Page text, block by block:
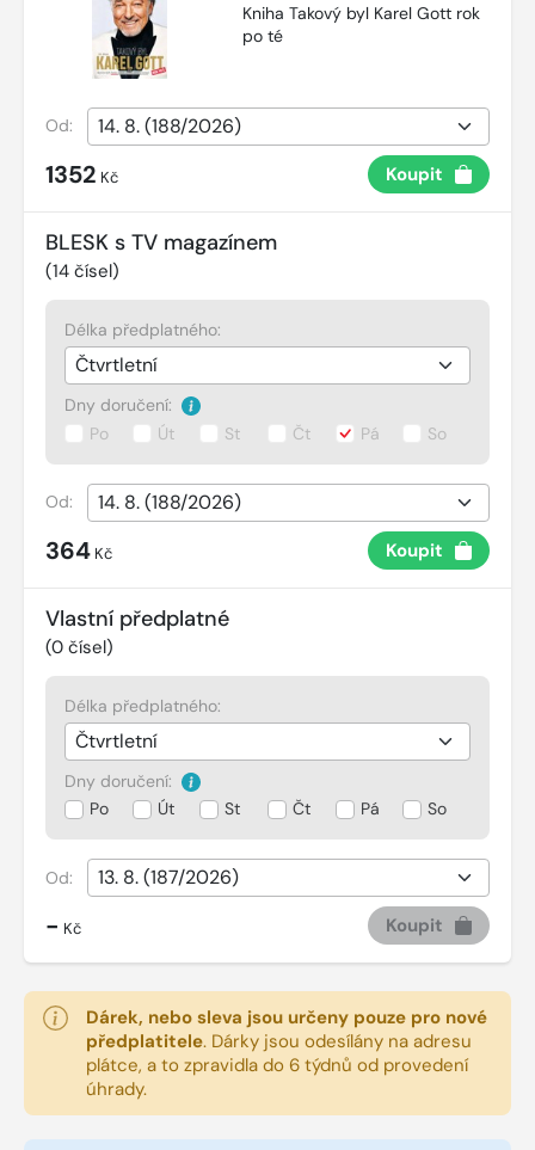
Kniha Takový byl Karel Gott rok
po té
Od:
1352 Kč Koupit
BLESK s TV magazínem
(14 čísel)
Délka předplatného:
Dny doručení:
Po
Út St Čt Pá So
Od:
364 Kč Koupit
Vlastní předplatné
(0 čísel)
Délka předplatného:
Dny doručení:
Po
Út St Čt Pá So
Od:
- Kč Koupit
Dárek, nebo sleva jsou určeny pouze pro nové
předplatitele. Dárky jsou odesílány na adresu
plátce, a to zpravidla do 6 týdnů od provedení
úhrady.